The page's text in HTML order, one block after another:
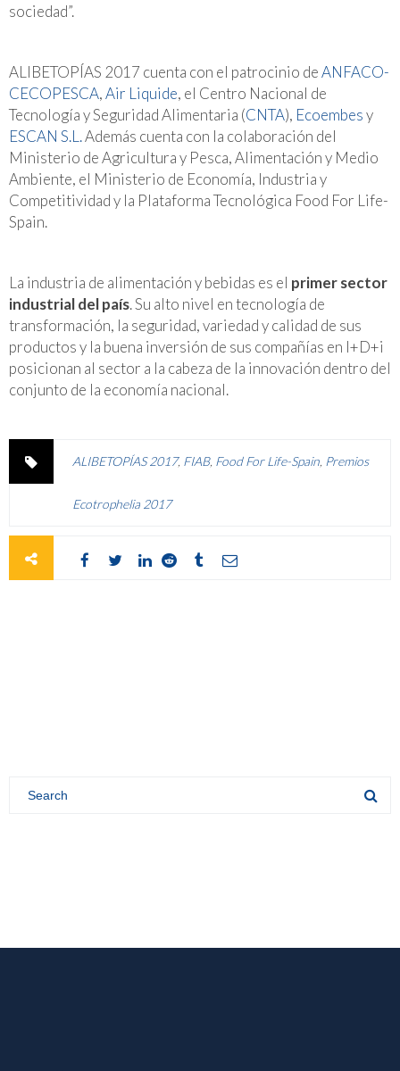
sociedad”.
ALIBETOPÍAS 2017 cuenta con el patrocinio deANFACO-
CECOPESCA,Air Liquide, el Centro Nacional de
Tecnología y Seguridad Alimentaria (CNTA), Ecoembesy
ESCAN S.L.Además cuenta con la colaboración del
Ministerio de Agricultura y Pesca, Alimentación y Medio
Ambiente, el Ministerio de Economía, Industria y
Competitividad y la Plataforma Tecnológica Food For Life-
Spain.
La industria de alimentación y bebidas es el primer sector
industrial del país. Su alto nivel en tecnología de
transformación, la seguridad, variedad y calidad de sus
productos y la buena inversión de sus compañías en I+D+i
posicionan al sector a la cabeza de la innovación dentro del
conjunto de la economía nacional.
ALIBETOPÍAS 2017, FIAB, Food For Life-Spain Premios
Ecotrophelia 2017